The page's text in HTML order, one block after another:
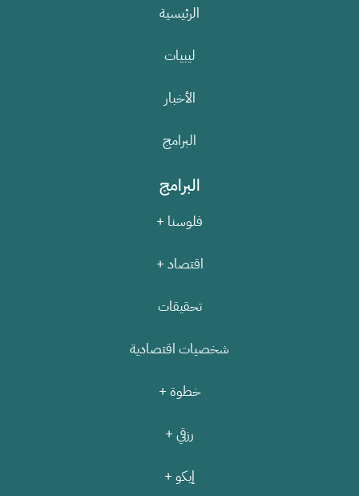
الرئيسية
ليبيات
الأخبار
البرامج
البرامج
فلوسنا +
اقتصاد +
تحقيقات
شخصيات اقتصادية
خطوة +
رزقي +
إيكو +